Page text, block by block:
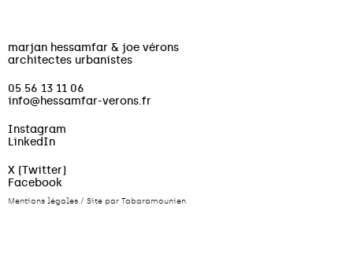
marjan hessamfar & joe vérons
architectes urbanistes
05 56 13 11 06
info@hessamfar-verons.fr
Instagram
LinkedIn
X (Twitter)
Facebook
Mentions légales / Site par Tabaramounien